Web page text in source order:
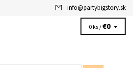
info@partybigstory.sk
0 ks /€0